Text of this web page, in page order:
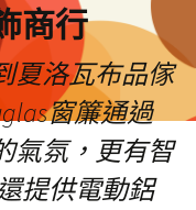
商行
夏洛瓦布品傢
窗簾通過
氣氛，更有智
提供電動鋁